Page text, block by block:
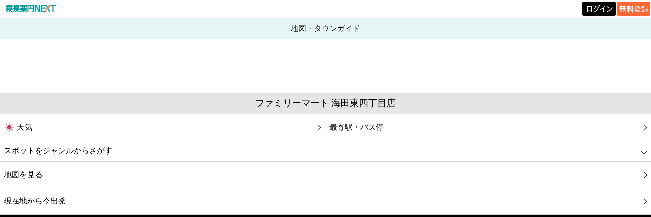
地図・タウンガイド
ファミリーマート 海田東四丁目店
天気 最寄駅・バス停
スポットをジャンルからさがす
グルメ
映画
地図を見る
現在地から今出発